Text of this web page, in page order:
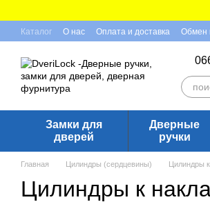
Каталог О нас Оплата и доставка Обмен
Замки для
дверей
Дверные
ручки
Главная Цилиндры (сердцевины) Цилиндры
Цилиндры к